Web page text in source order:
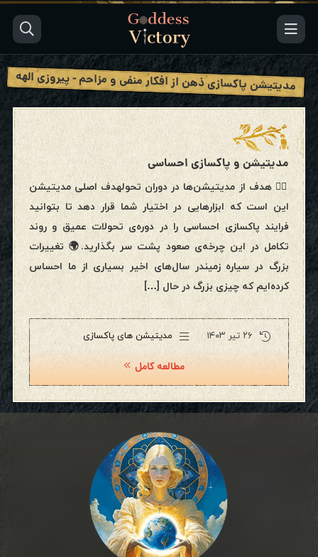
مدیتیشن پاکسازی ذهن از افکار منفی و مزاحم - پیروزی الهه
مدیتیشن و پاکسازی احساسی
🧘‍♀️ هدف از مدیتیشن‌ها در دوران تحولهدف اصلی مدیتیشن
این است که ابزارهایی در اختیار شما قرار دهد تا بتوانید
فرایند پاکسازی احساسی را در دوره‌ی تحولات عمیق و روند
تکامل در این چرخه‌ی صعود پشت سر بگذارید.🌍 تغییرات
بزرگ در سیاره زمیندر سال‌های اخیر بسیاری از ما احساس
کرده‌ایم که چیزی بزرگ در حال […]
۲۶ تیر ۱۴۰۳ مدیتیشن های پاکسازی
مطالعه کامل